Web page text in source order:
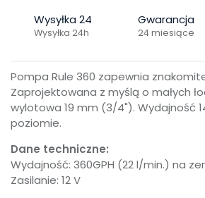
Wysyłka 24
Wysyłka 24h
Gwarancja
24 miesiące
Pompa Rule 360 zapewnia
Zaprojektowana z myślą o małych
wylotowa 19 mm (3/4"). Wydajność
poziomie.
Dane techniczne:
Wydajność: 360GPH (22 l/min.) na
Zasilanie: 12 V